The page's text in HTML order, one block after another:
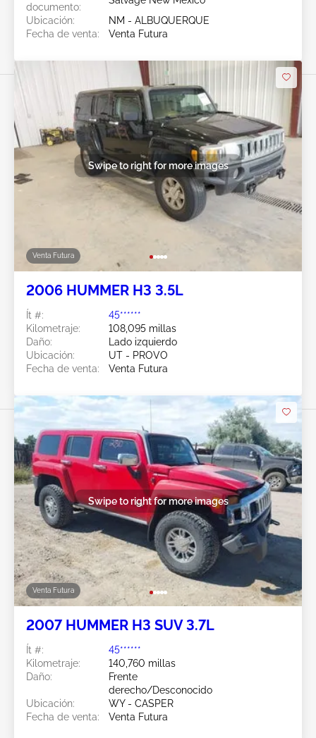
documento:
Ubicación:
NM - ALBUQUERQUE
Fecha de venta:
Venta Futura
Venta Futura
Swipe to right for more images
2006 HUMMER H3 3.5L
Ít #:
45******
Kilometraje:
108,095 millas
Daño:
Lado izquierdo
Ubicación:
UT - PROVO
Fecha de venta:
Venta Futura
Venta Futura
Swipe to right for more images
2007 HUMMER H3 SUV 3.7L
Ít #:
45******
Kilometraje:
140,760 millas
Daño:
Frente
derecho/Desconocido
Ubicación:
WY - CASPER
Fecha de venta:
Venta Futura